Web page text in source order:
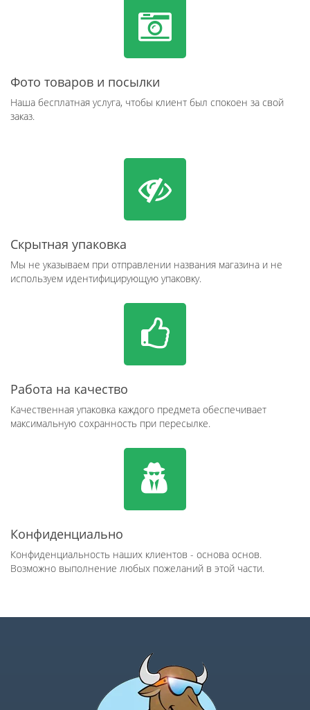
Фото товаров и посылки
Наша бесплатная услуга, чтобы клиент был спокоен за свой
заказ.
Скрытная упаковка
Мы не указываем при отправлении названия магазина и не
используем идентифицирующую упаковку.
Работа на качество
Качественная упаковка каждого предмета обеспечивает
максимальную сохранность при пересылке.
Конфиденциально
Конфиденциальность наших клиентов - основа основ.
Возможно выполнение любых пожеланий в этой части.